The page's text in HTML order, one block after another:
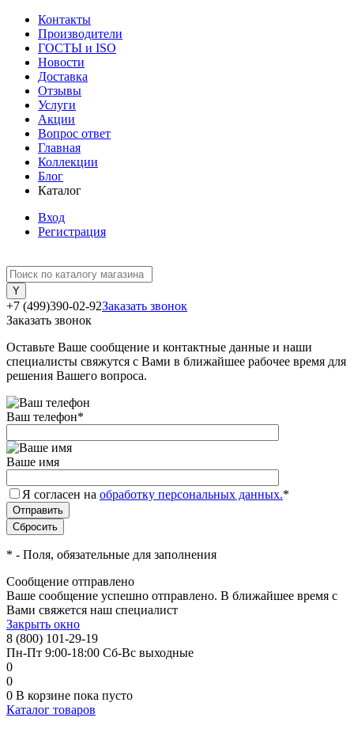
Контакты
Производители
ГОСТЫ и ISO
Новости
Доставка
Отзывы
Услуги
Акции
Вопрос ответ
Главная
Коллекции
Блог
Каталог
Вход
Регистрация
+7 (499)390-02-92Заказать звонок
Заказать звонок
Оставьте Ваше сообщение и контактные данные и наши
специалисты свяжутся с Вами в ближайшее рабочее время для
решения Вашего вопроса.
Ваш телефон*
Ваше имя
Я согласен на обработку персональных данных.*
* - Поля, обязательные для заполнения
Сообщение отправлено
Ваше сообщение успешно отправлено. В ближайшее время с
Вами свяжется наш специалист
Закрыть окно
8 (800) 101-29-19
Пн-Пт 9:00-18:00 Сб-Вс выходные
0
0
0 В корзине пока пусто
Каталог товаров